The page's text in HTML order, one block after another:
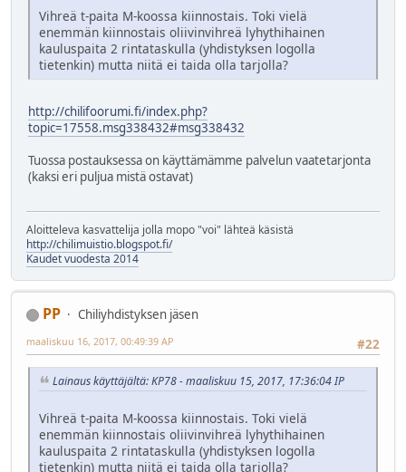
Vihreä t-paita M-koossa kiinnostais. Toki vielä
enemmän kiinnostais oliivinvihreä lyhythihainen
kauluspaita 2 rintataskulla (yhdistyksen logolla
tietenkin) mutta niitä ei taida olla tarjolla?
http://chilifoorumi.fi/index.php?
topic=17558.msg338432#msg338432
Tuossa postauksessa on käyttämämme palvelun vaatetarjonta
(kaksi eri puljua mistä ostavat)
Aloitteleva kasvattelija jolla mopo "voi" lähteä käsistä
http://chilimuistio.blogspot.fi/
Kaudet vuodesta 2014
PP
Chiliyhdistyksen jäsen
#22
maaliskuu 16, 2017, 00:49:39 AP
Lainaus käyttäjältä: KP78 - maaliskuu 15, 2017, 17:36:04 IP
Vihreä t-paita M-koossa kiinnostais. Toki vielä
enemmän kiinnostais oliivinvihreä lyhythihainen
kauluspaita 2 rintataskulla (yhdistyksen logolla
tietenkin) mutta niitä ei taida olla tarjolla?